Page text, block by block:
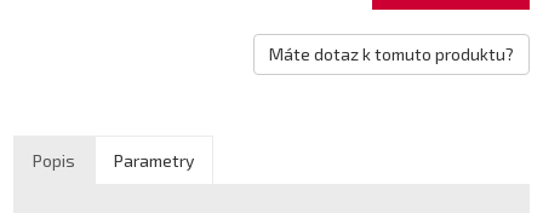
Máte dotaz k tomuto produktu?
Popis Parametry